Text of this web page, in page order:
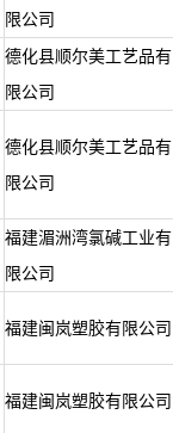
限公司
德化县顺尔美工艺品有
限公司
德化县顺尔美工艺品有
限公司
福建湄洲湾氯碱工业有
限公司
福建闽岚塑胶有限公司
福建闽岚塑胶有限公司